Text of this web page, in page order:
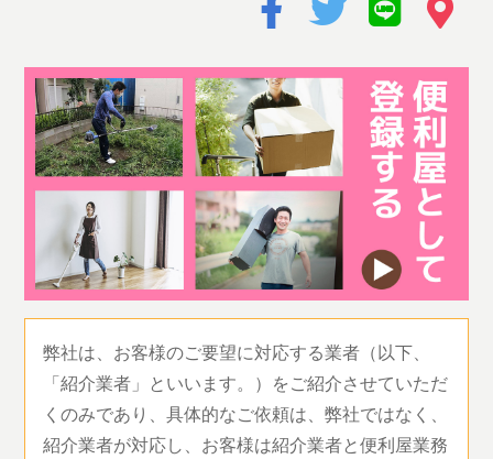
弊社は、お客様のご要望に対応する業者（以下、
「紹介業者」といいます。）をご紹介させていただ
くのみであり、具体的なご依頼は、弊社ではなく、
紹介業者が対応し、お客様は紹介業者と便利屋業務